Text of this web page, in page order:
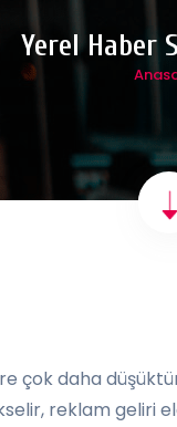
Yerel Haber
çok daha
reklam geliri